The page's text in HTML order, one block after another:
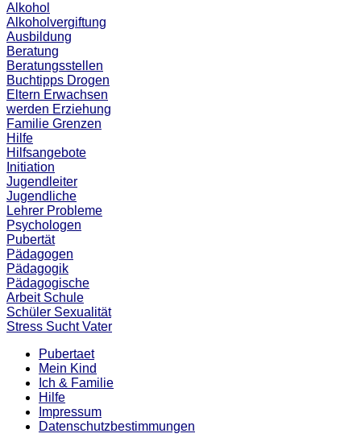
Alkohol
Alkoholvergiftung
Ausbildung
Beratung
Beratungsstellen
Buchtipps Drogen
Eltern Erwachsen
werden Erziehung
Familie Grenzen
Hilfe
Hilfsangebote
Initiation
Jugendleiter
Jugendliche
Lehrer Probleme
Psychologen
Pubertät
Pädagogen
Pädagogik
Pädagogische
Arbeit Schule
Schüler Sexualität
Stress SuchtVater
Pubertaet
Mein Kind
Ich & Familie
Hilfe
Impressum
Datenschutzbestimmungen